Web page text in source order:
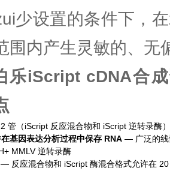
少设置的条件下，
围内产生灵敏的、无
乐iScript cDNA合
管（iScript 反应混合物和 iScript 逆转录酶
基因表达分析过程中保存 RNA — 广泛的线
MMLV 逆转录酶
反应混合物和 iScript 酶混合格式允许在